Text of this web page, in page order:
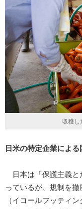
収穫し
日米の特定企業によ
日本は「保護主義と
っているが、規制を
（イコールフッティ